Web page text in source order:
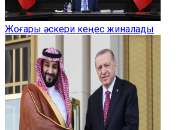
Жоғары әскери кеңес жиналады